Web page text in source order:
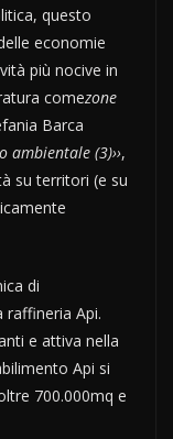
questo
economie
più nocive in
comezone
Barca
ambientale (3)››,
su territori (e su
di
raffineria Api.
e attiva nella
Api si
700.000mq e